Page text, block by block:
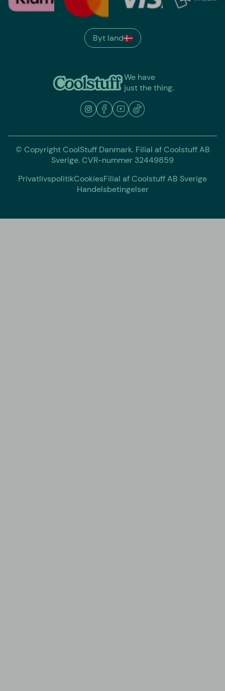
We have
just the thing.
Byt land
© Copyright CoolStuff Danmark. Filial af Coolstuff AB
Sverige. CVR-nummer 32449859
PrivatlivspolitikCookiesFilial af Coolstuff AB Sverige
Handelsbetingelser